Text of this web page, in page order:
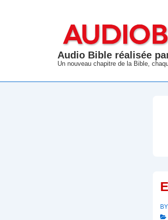
Audio Bible réalisée
Un nouveau chapitre de la Bible,
BY